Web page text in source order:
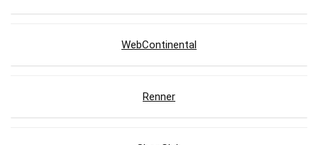
WebContinental
Renner